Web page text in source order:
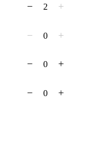
− 2 +
− 0 +
− 0 +
− 0 +